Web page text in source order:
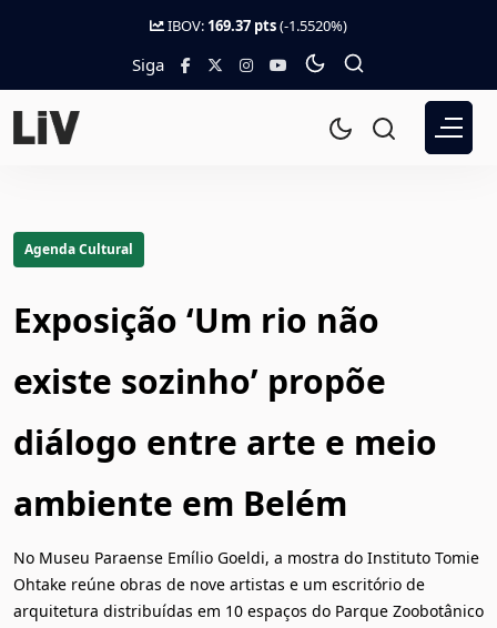
IBOV: 169.37 pts(-1.5520%)
Siga
Agenda Cultural
Exposição ‘Um rio não
existe sozinho’ propõe
diálogo entre arte e meio
ambiente em Belém
No Museu Paraense Emílio Goeldi, a mostra do Instituto Tomie
Ohtake reúne obras de nove artistas e um escritório de
arquitetura distribuídas em 10 espaços do Parque Zoobotânico